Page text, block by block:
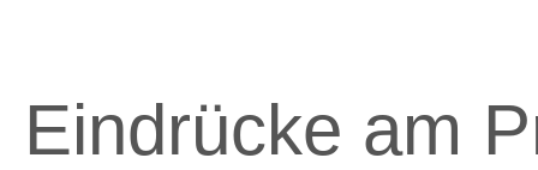
Eindrücke am